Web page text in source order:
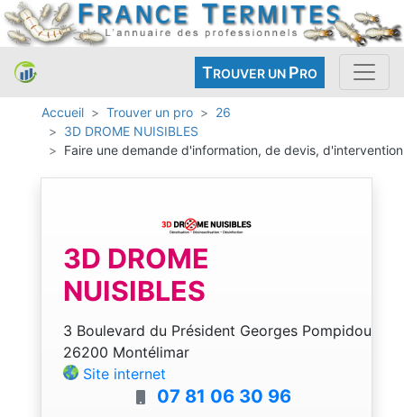
TROUVER UN PRO
Accueil Trouver un pro
26
3D DROME NUISIBLES
Faire une demande d'information, de devis, d'intervention
3D DROME
NUISIBLES
3 Boulevard du Président Georges Pompidou
26200 Montélimar
Site internet
07 81 06 30 96